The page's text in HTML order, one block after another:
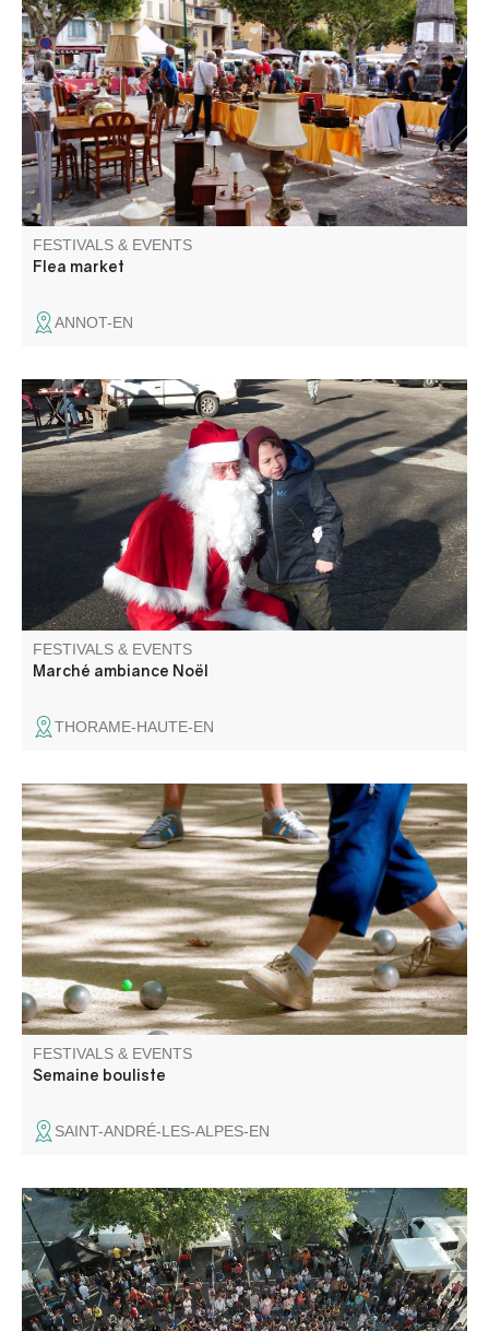
Annot invites you to hunt for bargains not only in the
market square, but also in the streets of the old town!
Toys, decorative objects, books, clothes... There's bound
to be the item you're looking for among the stalls.
FESTIVALS & EVENTS
Flea market
ANNOT-EN
Ambiance féerique sur la place du village. Marché
gourmand, décoration et jouets.
FESTIVALS & EVENTS
Marché ambiance Noël
THORAME-HAUTE-EN
A not-to-be-missed event in August and in the world of
bouliste, this competition attracts pétanque and jeu
provençal enthusiasts for 6 days.
FESTIVALS & EVENTS
Semaine bouliste
SAINT-ANDRÉ-LES-ALPES-EN
A friendly, festive gathering, "Annot à bloc" is a day-long
opportunity to discover and share the sport of climbing on
the magnificent Annot sandstone site, as well as in the
heart of the village.